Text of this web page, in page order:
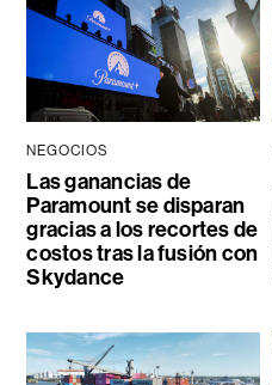
NEGOCIOS
Las ganancias de
Paramount se disparan
gracias a los recortes de
costos tras la fusión con
Skydance